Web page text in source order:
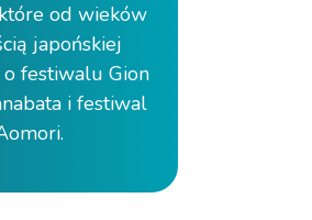
od wieków
japońskiej
festiwalu Gion
i festiwal